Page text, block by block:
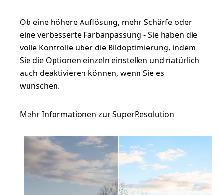
Ob eine höhere Auflösung, mehr Schärfe oder
eine verbesserte Farbanpassung - Sie haben die
volle Kontrolle über die Bildoptimierung, indem
Sie die Optionen einzeln einstellen und natürlich
auch deaktivieren können, wenn Sie es
wünschen.
Mehr Informationen zur SuperResolution